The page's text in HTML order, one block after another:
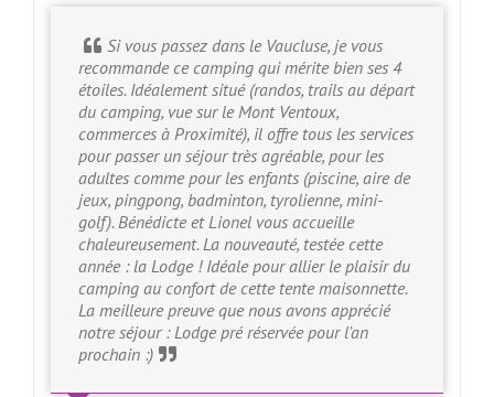
Si vous passez dans le Vaucluse, je vous
recommande ce camping qui mérite bien ses 4
étoiles. Idéalement situé (randos, trails au départ
du camping, vue sur le Mont Ventoux,
commerces à Proximité), il offre tous les services
pour passer un séjour très agréable, pour les
adultes comme pour les enfants (piscine, aire de
jeux, pingpong, badminton, tyrolienne, mini-
golf). Bénédicte et Lionel vous accueille
chaleureusement. La nouveauté, testée cette
année : la Lodge ! Idéale pour allier le plaisir du
camping au confort de cette tente maisonnette.
La meilleure preuve que nous avons apprécié
notre séjour : Lodge pré réservée pour l'an
prochain :)